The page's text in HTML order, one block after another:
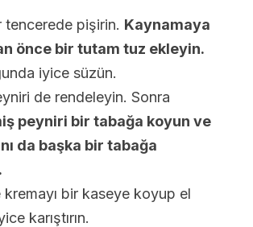
tencerede pişirin. Kaynamaya
önce bir tutam tuz ekleyin.
iyice süzün.
de rendeleyin. Sonra
peyniri bir tabağa koyun ve
da başka bir tabağa
kremayı bir kaseye koyup el
karıştırın.